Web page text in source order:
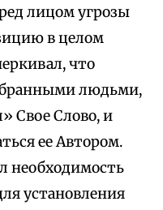
лицом угрозы
в целом
что
людьми,
Свое Слово, и
ее Автором.
необходимость
установления